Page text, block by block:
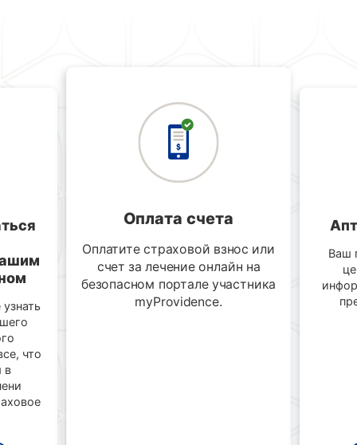
что
в
Оплата счета
Оплатите страховой взнос или
счет за лечение онлайн на
безопасном портале участника
myProvidence.
Ваш